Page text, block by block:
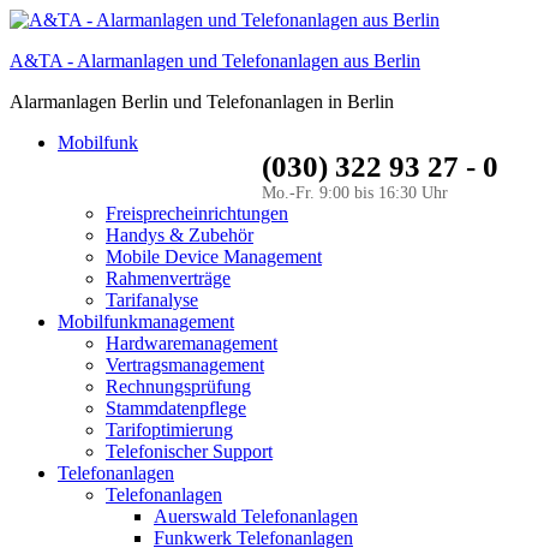
A&TA - Alarmanlagen und Telefonanlagen aus Berlin
Alarmanlagen Berlin und Telefonanlagen in Berlin
(030) 322 93 27 - 0
Mo.-Fr. 9:00 bis 16:30 Uhr
Mobilfunk
Freisprecheinrichtungen
Handys & Zubehör
Mobile Device Management
Rahmenverträge
Tarifanalyse
Mobilfunkmanagement
Hardwaremanagement
Vertragsmanagement
Rechnungsprüfung
Stammdatenpflege
Tarifoptimierung
Telefonischer Support
Telefonanlagen
Telefonanlagen
Auerswald Telefonanlagen
Funkwerk Telefonanlagen